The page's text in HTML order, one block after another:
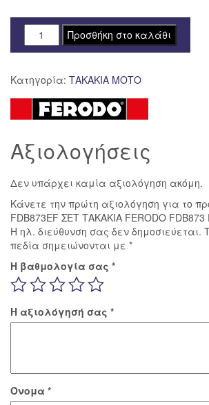
FD-
FDB873EF
ΤΑΚΑΚΙΑ
FERODO
FDB873
FRICTION
Προσθήκη στο καλάθι
Κατηγορία: ΤΑΚΑΚΙΑ ΜΟΤΟ
Αξιολογήσεις
Δεν υπάρχει καμία αξιολόγηση ακόμη.
Κάνετε την πρώτη αξιολόγηση για το
FDB873EF ΣΕΤ ΤΑΚΑΚΙΑ FERODO FDB873
Η ηλ. διεύθυνση σας δεν δημοσιεύεται.
πεδία σημειώνονται με *
Η βαθμολογία σας *
Η αξιολόγησή σας *
Όνομα *